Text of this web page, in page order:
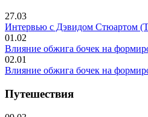
27.03
Интервью с Дэвидом Стюартом
01.02
Влияние обжига бочек на
02.01
Влияние обжига бочек на
Путешествия